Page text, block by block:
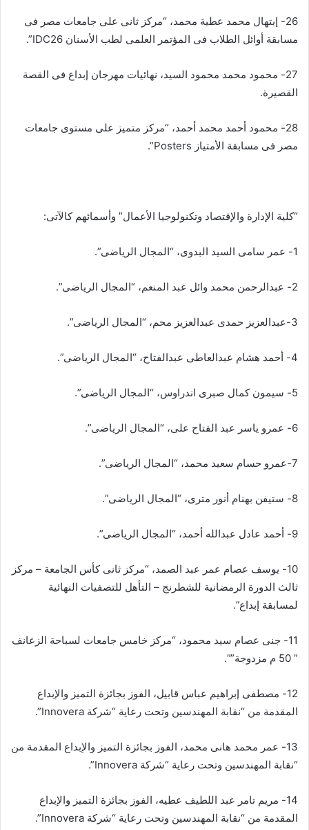
26- إبتهال محمد عطية محمد، “مركز ثانى على جامعات مصر فى
مسابقة أوائل الطلاب فى المؤتمر العلمى لطب الأسنان IDC26”.
27- محمود محمد محمود السيد، نهائيات مهرجان إبداع فى القصة
القصيرة.
28- محمود أحمد محمد أحمد، “مركز متميز على مستوى جامعات
مصر فى مسابقة الأمتياز Posters”.
“كلية الإدارة والإقتصاد وتكنولوجيا الأعمال” وأسمائهم كالآتى:
1- عمر سامى السيد البدوى، “المجال الرياضى”.
2- عبدالرحمن محمد وائل عبد المنعم، “المجال الرياضى”.
3-عبدالعزيز حمدى عبدالعزیز محم، “المجال الرياضى”.
4- أحمد هشام عبدالعاطی عبدالفتاح، “المجال الرياضى”.
5- سیمون کمال صبری اندراوس، “المجال الرياضى”.
6- عمرو ياسر عبد الفتاح على، “المجال الرياضى”.
7-عمرو حسام سعيد محمد، “المجال الرياضى”.
8- ستيفن بهنام أنور مترى، “المجال الرياضى”.
9- أحمد عادل عبدالله أحمد، “المجال الرياضى”.
10- يوسف عصام عمر عبد الصمد، “مركز ثانى كأس الجامعة – مركز
ثالث الدورة الرمضانية للشطرنج – التأهل للتصفيات النهائية
لمسابقة إبداع”.
11- جنى عصام سید محمود، “مركز خامس جامعات لسباحة الزعانف
” 50 م مزدوجة””.
12- مصطفى إبراهيم عباس قابيل، الفوز بجائزة التميز والإبداع
المقدمة من “نقابة المهندسين وتحت رعاية “شركة Innovera”.
13- عمر محمد هانی محمد، الفوز بجائزة التميز والإبداع المقدمة من
“نقابة المهندسين وتحت رعاية “شركة Innovera”.
14- مریم تامر عبد اللطيف عطيه، الفوز بجائزة التميز والإبداع
المقدمة من “نقابة المهندسين وتحت رعاية “شركة Innovera”.